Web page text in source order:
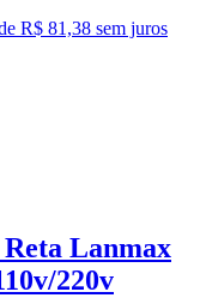
R$ 81,38 sem juros
Lanmax
220v